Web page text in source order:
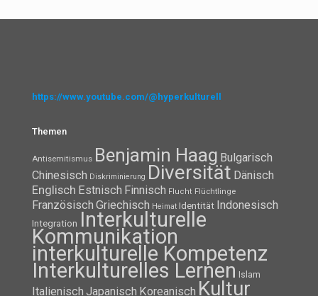
https://www.youtube.com/@hyperkulturell
Themen
Antisemitismus Benjamin Haag Bulgarisch
Chinesisch Diskriminierung Diversität Dänisch
Englisch Estnisch Finnisch Flucht Flüchtlinge
Französisch Griechisch Heimat Identität Indonesisch
Integration Interkulturelle
Kommunikation
interkulturelle Kompetenz
Interkulturelles Lernen Islam
Italienisch Japanisch Koreanisch Kultur